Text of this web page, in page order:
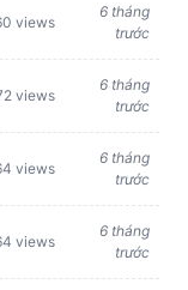
views
6 tháng
trước
views
6 tháng
trước
views
6 tháng
trước
views
6 tháng
trước